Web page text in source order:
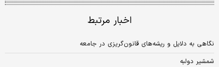
اخبار مرتبط
نگاهی به دلایل و ریشه‌های قانون‌گریزی در جامعه
شمشیر دولبه